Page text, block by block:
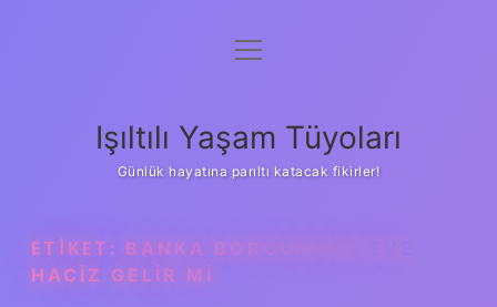
Anasayfa
Yasal Uyarı
menüyü
Işıltılı Yaşam Tüyoları
Günlük hayatına parıltı katacak fikirler!
ETIKET: BANKA BORCUNDAN EVE
HACIZ GELIR MI